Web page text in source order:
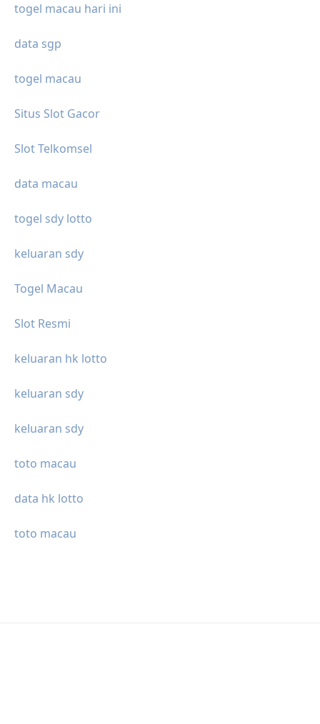
togel macau hari ini
data sgp
togel macau
Situs Slot Gacor
Slot Telkomsel
data macau
togel sdy lotto
keluaran sdy
Togel Macau
Slot Resmi
keluaran hk lotto
keluaran sdy
keluaran sdy
toto macau
data hk lotto
toto macau